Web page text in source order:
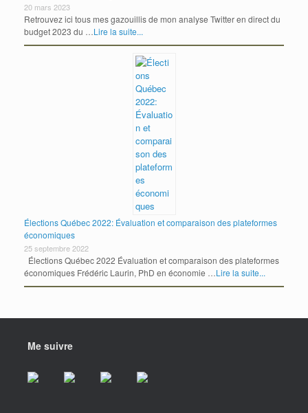
20 mars 2023
Retrouvez ici tous mes gazouillis de mon analyse Twitter en direct du
budget 2023 du …Lire la suite...
Élections Québec 2022: Évaluation et comparaison des plateformes
économiques
25 septembre 2022
Élections Québec 2022 Évaluation et comparaison des plateformes
économiques Frédéric Laurin, PhD en économie …Lire la suite...
Me suivre